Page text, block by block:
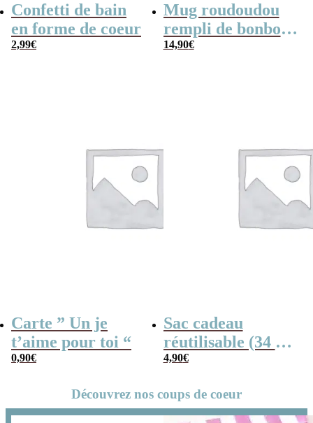
Confetti de bain
en forme de coeur
2,99€
Mug roudoudou
rempli de bonbons
rétro
14,90€
Carte ” Un je
t’aime pour toi “
0,90€
Sac cadeau
réutilisable (34 x
42 cm) et sa carte
pour toi
4,90€
Découvrez nos coups de coeur